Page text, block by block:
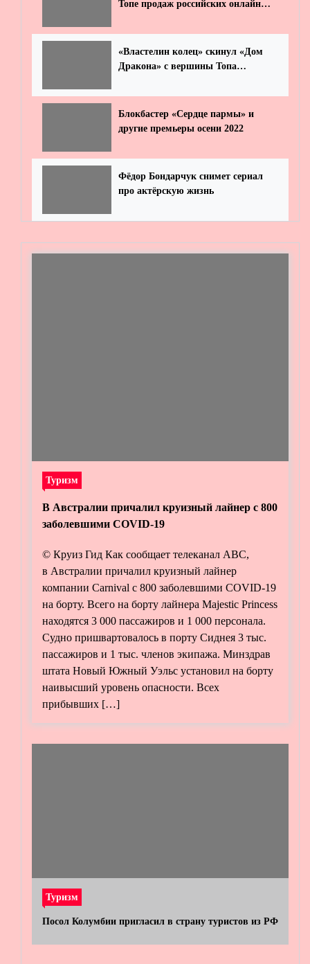
Топе продаж российских онлайн-
«Властелин колец» скинул «Дом
Дракона» с вершины Топа
«Фильм Про»
Блокбастер «Сердце пармы» и
другие премьеры осени 2022
Фёдор Бондарчук снимет сериал
про актёрскую жизнь
Туризм
В Австралии причалил круизный лайнер с 800
заболевшими COVID-19
© Круиз Гид Как сообщает телеканал ABC,
в Австралии причалил круизный лайнер
компании Carnival с 800 заболевшими COVID-19
на борту. Всего на борту лайнера Majestic Princess
находятся 3 000 пассажиров и 1 000 персонала.
Судно пришвартовалось в порту Сиднея 3 тыс.
пассажиров и 1 тыс. членов экипажа. Минздрав
штата Новый Южный Уэльс установил на борту
наивысший уровень опасности. Всех
прибывших […]
Туризм
Посол Колумбии пригласил в страну туристов из РФ